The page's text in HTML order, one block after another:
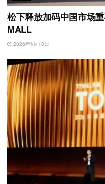
松下释放加码中国市场
MALL
2026年6月18日